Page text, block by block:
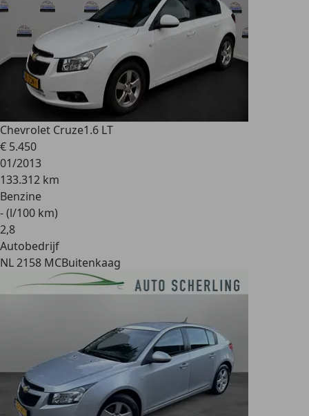
Chevrolet Cruze1.6 LT
€ 5.450
01/2013
133.312 km
Benzine
- (l/100 km)
2,8
Autobedrijf
NL 2158 MCBuitenkaag